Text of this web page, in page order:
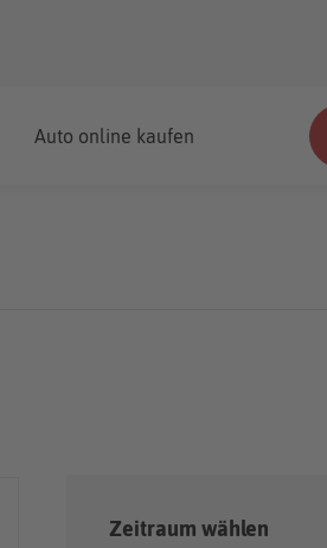
Auto online kaufen
Zeitraum wählen